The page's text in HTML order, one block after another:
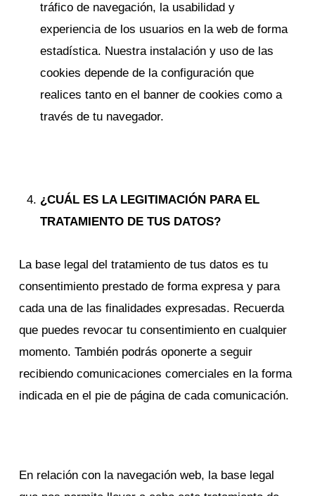
tráfico de navegación, la usabilidad y
experiencia de los usuarios en la web de forma
estadística. Nuestra instalación y uso de las
cookies depende de la configuración que
realices tanto en el banner de cookies como a
través de tu navegador.
¿CUÁL ES LA LEGITIMACIÓN PARA EL
TRATAMIENTO DE TUS DATOS?
La base legal del tratamiento de tus datos es tu
consentimiento prestado de forma expresa y para
cada una de las finalidades expresadas. Recuerda
que puedes revocar tu consentimiento en cualquier
momento. También podrás oponerte a seguir
recibiendo comunicaciones comerciales en la forma
indicada en el pie de página de cada comunicación.
En relación con la navegación web, la base legal